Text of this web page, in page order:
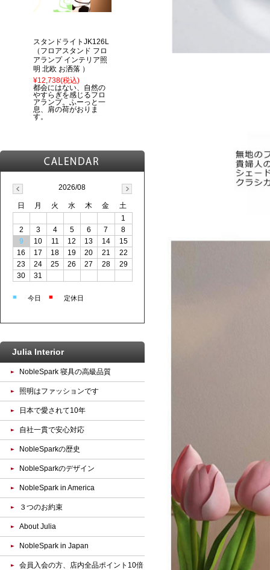
スタンドライトJK126L
（フロアスタンド フロ
アランプ インテリア照
明 北欧 お洒落 ）
¥12,738(税込)
都会にはない、自然の
やすらぎを感じるフロ
アランプ。ふーっと一
息、肩の荷がおりま
す。
2026/08
日 月 火 水 木 金
土
1
2
3 4 5 6 7
8
9
10 11 12 13 14
15
16
17 18 19 20 21
22
23
24 25 26 27 28
29
30
31
■ 今日 ■ 定休日
Julia Interior
NobleSpark 寝具の高級品質
照明はファッションです
日本で愛されて10年
自社一貫で安心対応
NobleSparkの歴史
NobleSparkのデザイン
NobleSpark in America
３つのお約束
About Julia
NobleSpark in Japan
会員入会の方、店内全品ポイント10倍